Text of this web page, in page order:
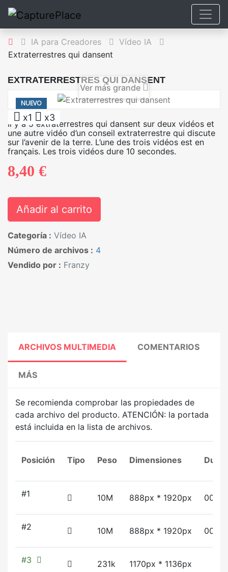
IA para Creadores
Vídeo IA
Extraterrestres qui dansent
EXTRATERRESTRES QUI DANSENT
NUEVO
x1 x3
Ver más grande
Il y a 5 extraterrestres qui dansent sur deux vidéos et
une autre vidéo d’un conseil extraterrestre qui discute
sur l’avenir de la terre. L’une des trois vidéos est en
français. Les trois vidéos dure 10 secondes.
8,40 €
Añadir al carrito
Categoría : Vídeo IA
Número de archivos : 4
Vendido por : Franzy
ARCHIVOS MULTIMEDIA COMENTARIOS
MÁS
Se recomienda comprobar las propiedades de
cada archivo del producto. ATENCIÓN: la portada
está incluida en la lista de archivos.
Posición Tipo Peso Dimensiones
#1 10M 888px * 1920px
#2 10M 888px * 1920px
#3 231k 1170px * 1136px